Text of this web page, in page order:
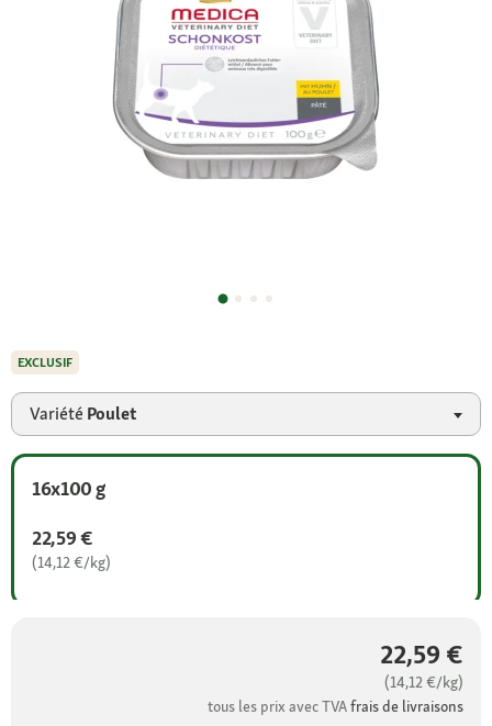
Variété Poulet
16x100 g
22,59 €
(14,12 €/kg)
22,59 €
(14,12 €/kg)
tous les prix avec TVAfrais de livraisons
EXCLUSIF